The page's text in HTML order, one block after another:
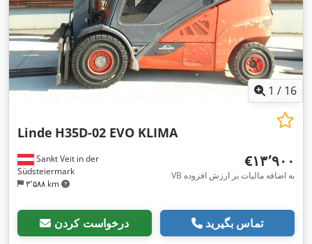
1 / 16
Sankt Veit in der
Südsteiermark
۳٬۵۸۸ km
Linde H35D-02 EVO KLIMA
‎€۱۳٬۹۰۰
VB به اضافه مالیات بر ارزش افزوده
درخواست کردن تماس بگیرید